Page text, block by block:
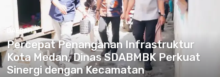
DAERAH
Percepat Penanganan Infrastruktur
Kota Medan, Dinas SDABMBK Perkuat
Sinergi dengan Kecamatan